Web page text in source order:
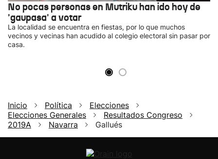
No pocas personas en Mutriku han ido hoy de
'gaupasa' a votar
La localidad se encuentra en fiestas, por lo que muchos
vecinos y vecinas han acudido al colegio electoral sin pasar por
casa.
Inicio Política
Elecciones
Elecciones Generales
Resultados Congreso
2019A
Navarra Gallués